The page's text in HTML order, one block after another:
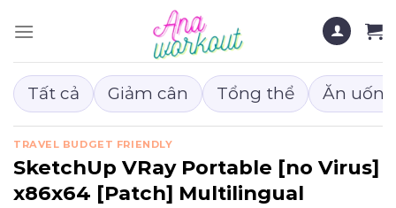
đến
dung
Tất cả Giảm cân Tổng thể Ăn
TRAVEL BUDGET FRIENDLY
SketchUp VRay Portable [no Virus]
x86x64 [Patch] Multilingual